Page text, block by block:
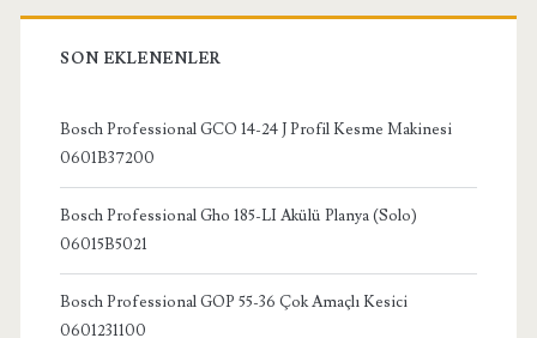
SON EKLENENLER
Bosch Professional GCO 14-24 J Profil Kesme Makinesi
0601B37200
Bosch Professional Gho 185-LI Akülü Planya (Solo)
06015B5021
Bosch Professional GOP 55-36 Çok Amaçlı Kesici
0601231100